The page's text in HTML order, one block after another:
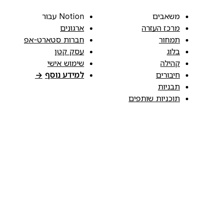
משאבים
מרכז העזרה
תמחור
בלוג
קהילה
חיבורים
תבניות
תוכניות שותפים
Notion עבור
ארגונים
חברות סטארט-אפ
עסק קטן
שימוש אישי
למידע נוסף →